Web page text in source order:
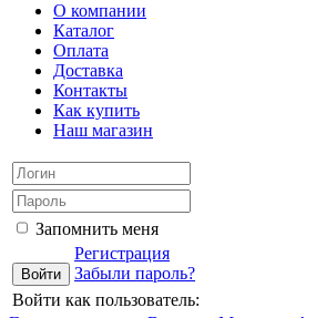
О компании
Каталог
Оплата
Доставка
Контакты
Как купить
Наш магазин
Запомнить меня
Регистрация
Забыли пароль?
Войти как пользователь: